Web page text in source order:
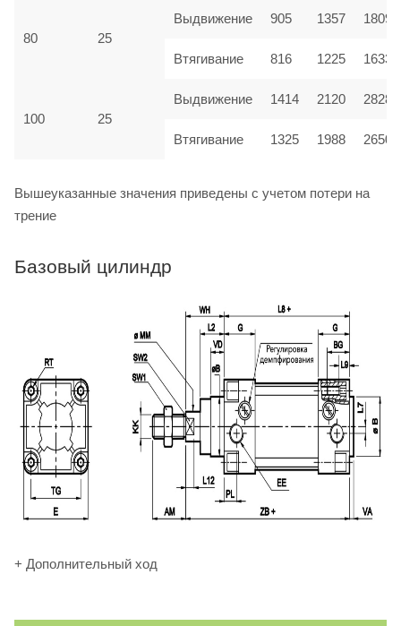
80 25
Выдвижение 905 1357 1809
Втягивание 816 1225 1633
100 25
Выдвижение 1414 2120 2828
Втягивание 1325 1988 2650
Вышеуказанные значения приведены с учетом потери на
трение
Базовый цилиндр
+ Дополнительный ход